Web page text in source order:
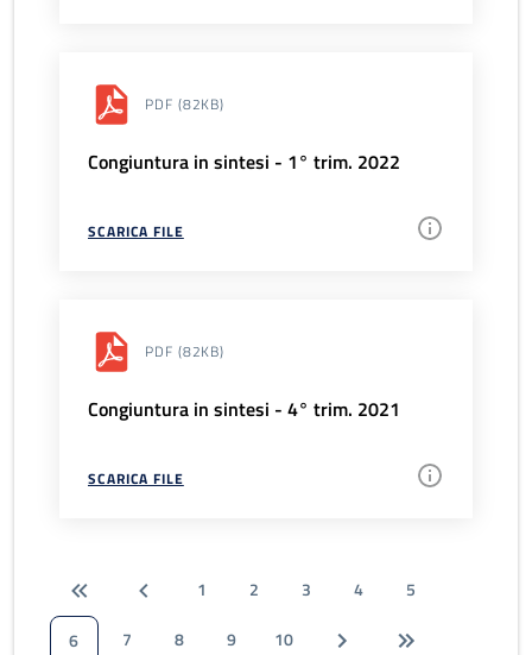
PDF (82KB)
Congiuntura in sintesi - 1° trim. 2022
SCARICA FILE
PDF (82KB)
Congiuntura in sintesi - 4° trim. 2021
SCARICA FILE
1 2 3 4
5
6
7 8 9 10